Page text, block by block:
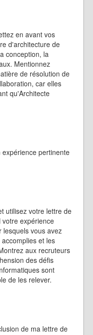
en avant vos
d'architecture de
conception, la
Mentionnez
de résolution de
car elles
qu'Architecte
pertinente
utilisez votre lettre de
expérience
lesquels vous avez
et les
aux recruteurs
des défis
sont
de les relever.
de ma lettre de